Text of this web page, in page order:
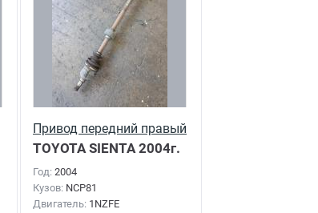
Привод передний правый
TOYOTA SIENTA2004г.
Год: 2004
Кузов: NCP81
Двигатель: 1NZFE